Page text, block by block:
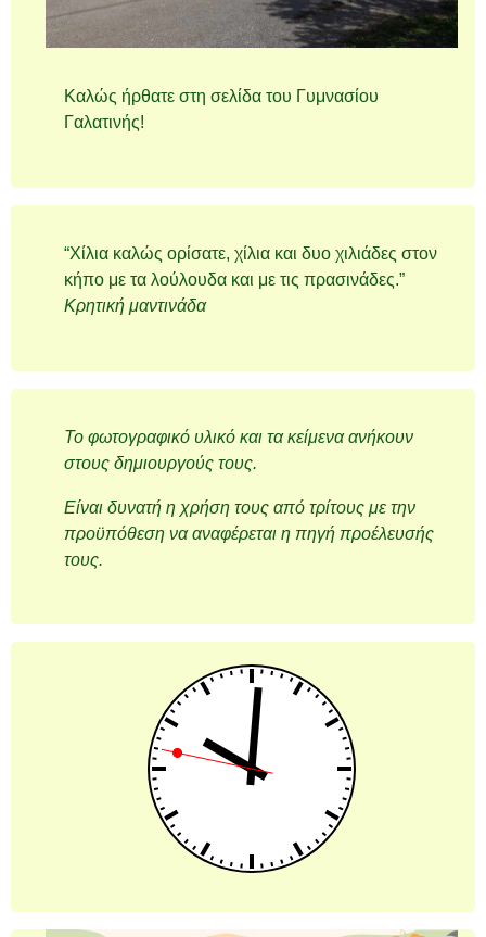
Καλώς ήρθατε στη σελίδα του Γυμνασίου
Γαλατινής!
“Χίλια καλώς ορίσατε, χίλια και δυο χιλιάδες στον
κήπο με τα λούλουδα και με τις πρασινάδες.”
Κρητική μαντινάδα
Το φωτογραφικό υλικό και τα κείμενα ανήκουν
στους δημιουργούς τους.
Είναι δυνατή η χρήση τους από τρίτους με την
προϋπόθεση να αναφέρεται η πηγή προέλευσής
τους.